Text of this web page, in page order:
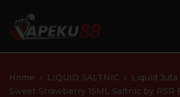
Home LIQUID SALTNIC
Liquid
Sweet Strawberry 15ML Saltnic by RSR